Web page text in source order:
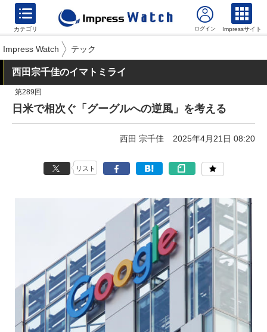
カテゴリ Impressサイト
Impress Watch テック
西田宗千佳のイマトミライ
第289回
日米で相次ぐ「グーグルへの逆風」を考える
西田 宗千佳 2025年4月21日 08:20
リスト